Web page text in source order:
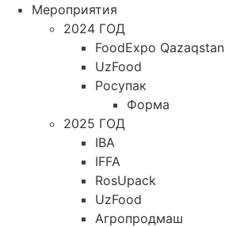
Мероприятия
2024 ГОД
FoodExpo Qazaqstan
UzFood
Росупак
Форма
2025 ГОД
IBA
IFFA
RosUpack
UzFood
Агропродмаш